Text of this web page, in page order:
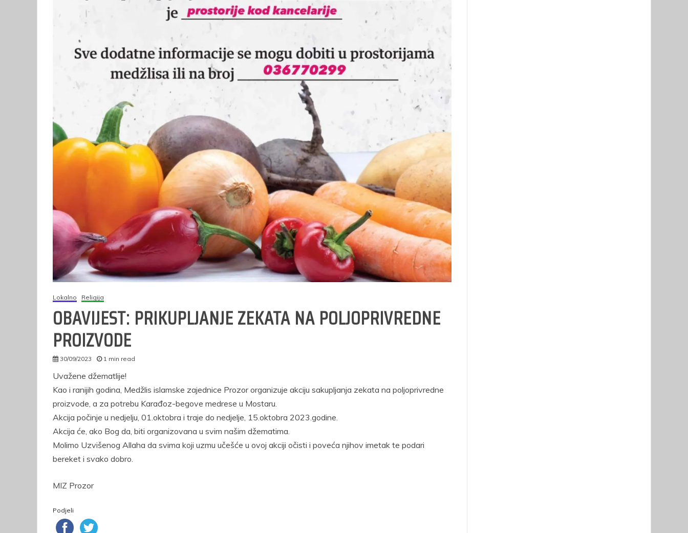
Lokalno Religija
OBAVIJEST: PRIKUPLJANJE ZEKATA NA POLJOPRIVREDNE
PROIZVODE
30/09/2023
1 min read
Uvažene džematlije!
Kao i ranijih godina, Medžlis islamske zajednice Prozor organizuje akciju sakupljanja zekata na poljoprivredne
proizvode, a za potrebu Karađoz-begove medrese u Mostaru.
Akcija počinje u nedjelju, 01.oktobra i traje do nedjelje, 15.oktobra 2023.godine.
Akcija će, ako Bog da, biti organizovana u svim našim džematima.
Molimo Uzvišenog Allaha da svima koji uzmu učešće u ovoj akciji očisti i poveća njihov imetak te podari
bereket i svako dobro.
MIZ Prozor
Podjeli